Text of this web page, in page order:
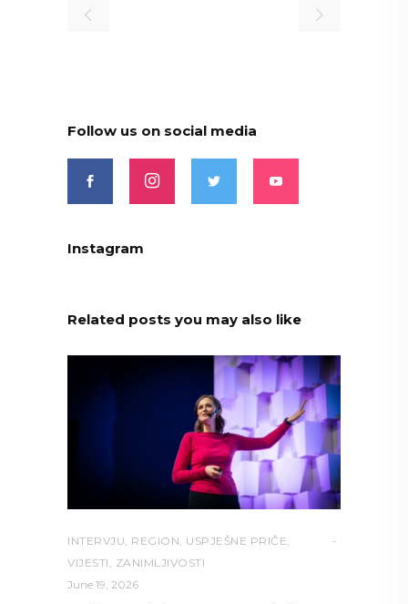
Follow us on social media
Instagram
Related posts you may also like
INTERVJU, REGION, USPJEŠNE PRIČE,
VIJESTI , ZANIMLJIVOSTI
June 19, 2026